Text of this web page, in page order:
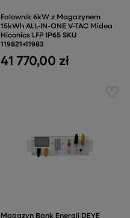
Falownik 6kW z Magazynem
15kWh ALL-IN-ONE V-TAC Midea
Hiconics LFP IP65 SKU
119821+11983
41 770,00 zł
Magazyn Bank Energii DEYE